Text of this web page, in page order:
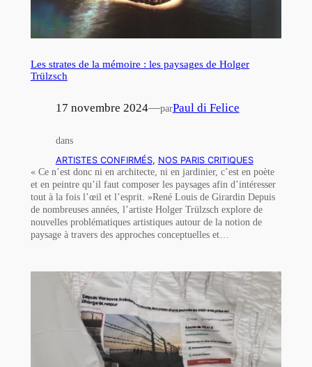
Les strates de la mémoire : les paysages de Holger
Trülzsch
17 novembre 2024—parPaul di Felice
dans
ARTISTES CONFIRMÉS, NOS PARIS CRITIQUES
« Ce n’est donc ni en architecte, ni en jardinier, c’est en poète
et en peintre qu’il faut composer les paysages afin d’intéresser
tout à la fois l’œil et l’esprit. »René Louis de Girardin Depuis
de nombreuses années, l’artiste Holger Trülzsch explore de
nouvelles problématiques artistiques autour de la notion de
paysage à travers des approches conceptuelles et…